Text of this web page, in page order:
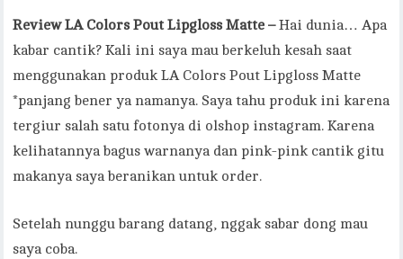
Review LA Colors Pout Lipgloss Matte –Hai dunia… Apa
kabar cantik? Kali ini saya mau berkeluh kesah saat
menggunakan produk LA Colors Pout Lipgloss Matte
*panjang bener ya namanya. Saya tahu produk ini karena
tergiur salah satu fotonya di olshop instagram. Karena
kelihatannya bagus warnanya dan pink-pink cantik gitu
makanya saya beranikan untuk order.
Setelah nunggu barang datang, nggak sabar dong mau
saya coba.